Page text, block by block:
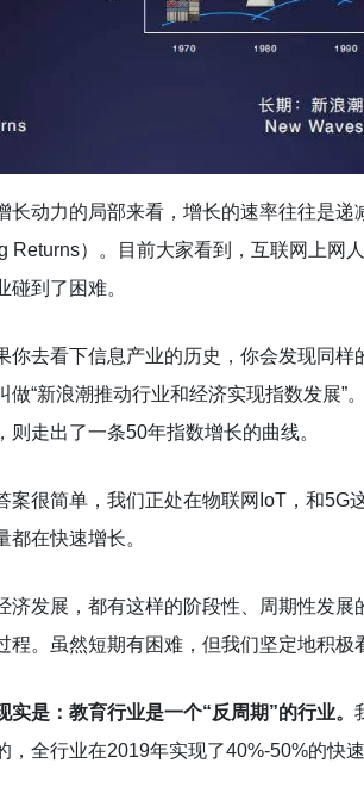
长动力的局部来看，增长的速率往往是递
Returns）。目前大家看到，互联网上网
到了困难。
你去看下信息产业的历史，你会发现同
做“新浪潮推动行业和经济实现指数发展”
走出了一条50年指数增长的曲线。
案很简单，我们正处在物联网IoT，和5G
在快速增长。
济发展，都有这样的阶段性、周期性发展
程。虽然短期有困难，但我们坚定地积极
实是： 教育行业是一个“反周期”的行业。
全行业在2019年实现了40%-50%的快速